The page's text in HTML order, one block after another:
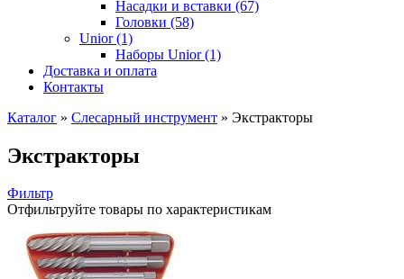
Насадки и вставки (67)
Головки (58)
Unior (1)
Наборы Unior (1)
Доставка и оплата
Контакты
Каталог » Слесарный инструмент » Экстракторы
Экстракторы
Фильтр
Отфильтруйте товары по характеристикам